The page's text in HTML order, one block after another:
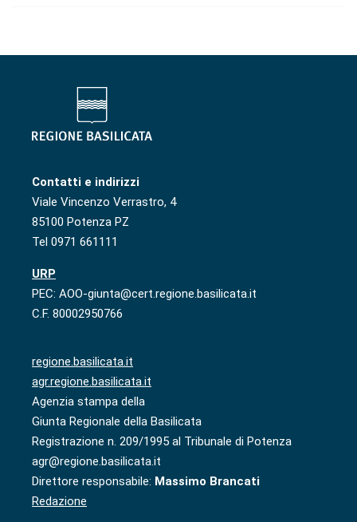
Contatti e indirizzi
Viale Vincenzo Verrastro, 4
85100 Potenza PZ
Tel 0971 661111
URP
PEC: AOO-giunta@cert.regione.basilicata.it
C.F. 80002950766
regione.basilicata.it
agr.regione.basilicata.it
Agenzia stampa della
Giunta Regionale della Basilicata
Registrazione n. 209/1995 al Tribunale di Potenza
agr@regione.basilicata.it
Direttore responsabile: Massimo Brancati
Redazione